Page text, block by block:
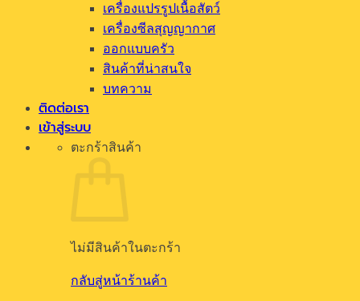
เครื่องแปรรูปเนื้อสัตว์
เครื่องซีลสุญญากาศ
ออกแบบครัว
สินค้าที่น่าสนใจ
บทความ
ติดต่อเรา
เข้าสู่ระบบ
ตะกร้าสินค้า
ไม่มีสินค้าในตะกร้า
กลับสู่หน้าร้านค้า